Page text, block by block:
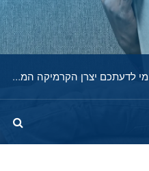
מי לדעתכם יצרן הקרמיקה המוביל בעולם?